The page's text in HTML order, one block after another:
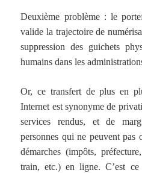
Deuxième problème : le
valide la trajectoire de
suppression des guichets
humains dans les
Or, ce transfert de plus en
Internet est synonyme de
services rendus, et de
personnes qui ne peuvent pas
démarches (impôts,
train, etc.) en ligne. C’est ce